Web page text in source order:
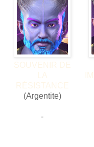
SOUVENIR DE
LA
RÉSISTANCE
(Argentite)
-